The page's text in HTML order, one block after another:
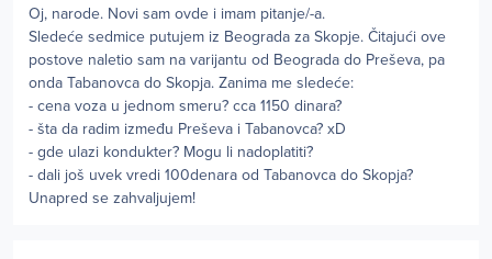
Oj, narode. Novi sam ovde i imam pitanje/-a.
Sledeće sedmice putujem iz Beograda za Skopje. Čitajući ove
postove naletio sam na varijantu od Beograda do Preševa, pa
onda Tabanovca do Skopja. Zanima me sledeće:
- cena voza u jednom smeru? cca 1150 dinara?
- šta da radim između Preševa i Tabanovca? xD
- gde ulazi kondukter? Mogu li nadoplatiti?
- dali još uvek vredi 100denara od Tabanovca do Skopja?
Unapred se zahvaljujem!